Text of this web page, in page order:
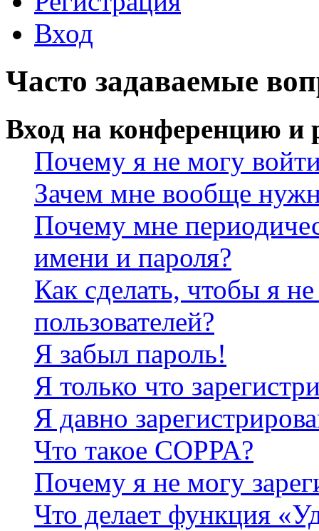
Вход
Часто задаваемые
Вход на конференцию и
Почему я не могу
Зачем мне вообще
Почему мне
имени и пароля?
Как сделать, чтобы я
пользователей?
Я забыл пароль!
Я только что
Я давно
Что такое COPPA?
Почему я не могу
Что делает функция